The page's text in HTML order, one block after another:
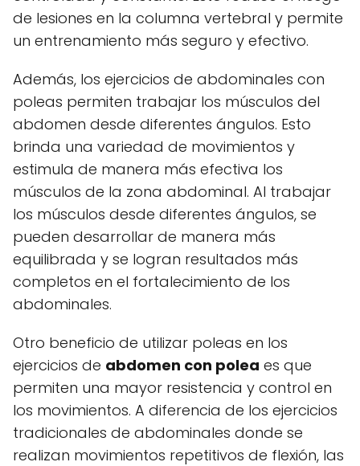
de lesiones en la columna vertebral y permite
un entrenamiento más seguro y efectivo.
Además, los ejercicios de abdominales con
poleas permiten trabajar los músculos del
abdomen desde diferentes ángulos. Esto
brinda una variedad de movimientos y
estimula de manera más efectiva los
músculos de la zona abdominal. Al trabajar
los músculos desde diferentes ángulos, se
pueden desarrollar de manera más
equilibrada y se logran resultados más
completos en el fortalecimiento de los
abdominales.
Otro beneficio de utilizar poleas en los
ejercicios de abdomen con polea es que
permiten una mayor resistencia y control en
los movimientos. A diferencia de los ejercicios
tradicionales de abdominales donde se
realizan movimientos repetitivos de flexión, las